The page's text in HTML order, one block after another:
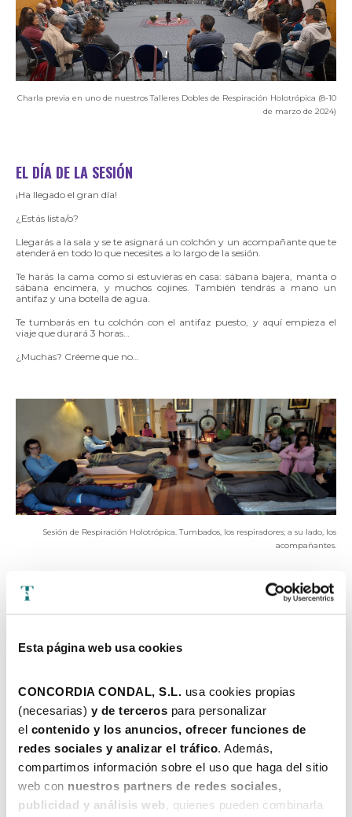
Esta página web usa cookies
CONCORDIA CONDAL, S.L. usa cookies propias
(necesarias) y de terceros para personalizar
el contenido y los anuncios, ofrecer funciones de
redes sociales y analizar el tráfico . Además,
compartimos información sobre el uso que haga del sitio
web con nuestros partners de redes sociales,
publicidad y análisis web , quienes pueden combinarla
Charla previa en uno de nuestros Talleres Dobles de Respiración Holotrópica (8-10
de marzo de 2024)
EL DÍA DE LA SESIÓN
¡Ha llegado el gran día!
¿Estás lista/o?
Llegarás a la sala y se te asignará un colchón y un acompañante que te
atenderá en todo lo que necesites a lo largo de la sesión.
Te harás la cama como si estuvieras en casa: sábana bajera, manta o
sábana encimera, y muchos cojines. También tendrás a mano un
antifaz y una botella de agua.
Te tumbarás en tu colchón con el antifaz puesto, y aquí empieza el
viaje que durará 3 horas…
¿Muchas? Créeme que no…
Sesión de Respiración Holotrópica. Tumbados, los respiradores; a su lado, los
acompañantes.
RELAJACIÓN PREVIA
guiándote paso a paso por todo tu cuerpo, a modo de escáner, para
que vayas relajándote, y así centrarte en el aquí y ahora…
Y, ¡ENTRAMOS EN LA RESPIRACIÓN!
Más rápido, más profundo- oirás.
Entonces deberás respirar de manera cíclica, seguida y profunda.
Puedes inspirar por la nariz y expirar por la boca, o nariz-nariz, o boca-